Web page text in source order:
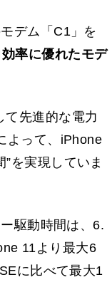
デム「C1」を
率に優れたモデ
て先進的な電力
よって、iPhone
を実現していま
駆動時間は、6.
11より最大6
に比べて最大1